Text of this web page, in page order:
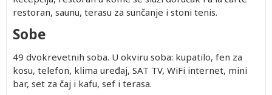
restoran, saunu, terasu za sunčanje i stoni tenis.
Sobe
49 dvokrevetnih soba. U okviru soba: kupatilo, fen za
kosu, telefon, klima uređaj, SAT TV, WiFi internet, mini
bar, set za čaj i kafu, sef i terasa.